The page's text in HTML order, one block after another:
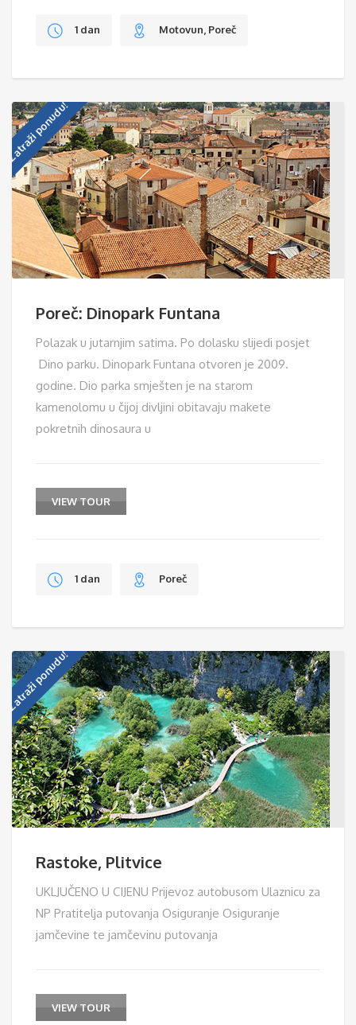
1 dan Motovun, Poreč
Zatraži ponudu!
Poreč: Dinopark Funtana
Polazak u jutarnjim satima. Po dolasku slijedi posjet
Dino parku. Dinopark Funtana otvoren je 2009.
godine. Dio parka smješten je na starom
kamenolomu u čijoj divljini obitavaju makete
pokretnih dinosaura u
VIEW TOUR
1 dan Poreč
Zatraži ponudu!
Rastoke, Plitvice
UKLJUČENO U CIJENU Prijevoz autobusom Ulaznicu za
NP Pratitelja putovanja Osiguranje Osiguranje
jamčevine te jamčevinu putovanja
VIEW TOUR